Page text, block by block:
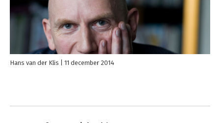
Hans van der Klis 11 december 2014